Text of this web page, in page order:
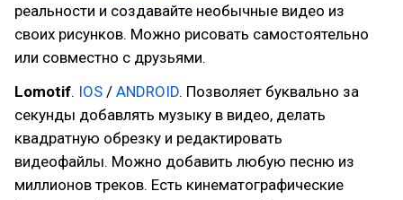
реальности и создавайте необычные видео из
своих рисунков. Можно рисовать самостоятельно
или совместно с друзьями.
Lomotif. IOS / ANDROID. Позволяет буквально за
секунды добавлять музыку в видео, делать
квадратную обрезку и редактировать
видеофайлы. Можно добавить любую песню из
миллионов треков. Есть кинематографические